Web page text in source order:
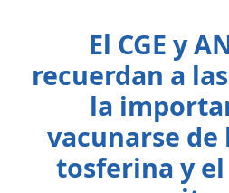
El CGE y
recuerdan a
la
vacunarse de
tosferina y el